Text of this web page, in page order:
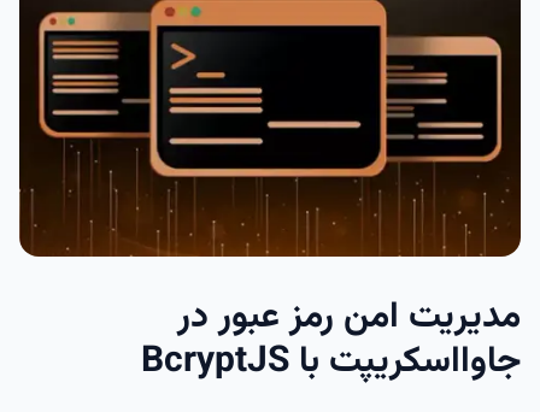
مدیریت امن رمز عبور در
جاوااسکریپت با BcryptJS